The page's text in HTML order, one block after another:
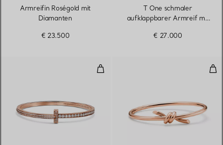
Armreifin Roségold mit
Diamanten
€ 23.500
T One schmaler
aufklappbarer Armreif mit
Gelbgold
€ 27.000
T One schmaler aufklappbarer